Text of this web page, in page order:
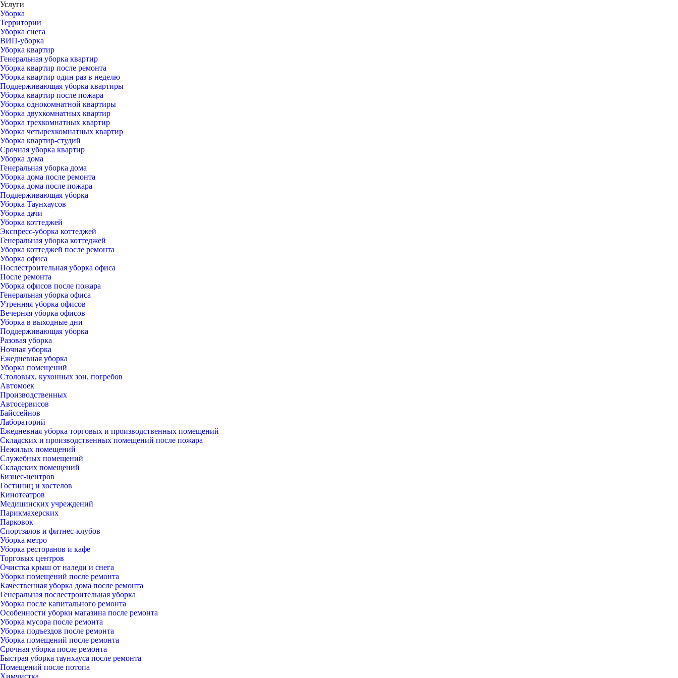
Услуги
Уборка
Территории
Уборка снега
ВИП-уборка
Уборка квартир
Генеральная уборка квартир
Уборка квартир после ремонта
Уборка квартир один раз в неделю
Поддерживающая уборка квартиры
Уборка квартир после пожара
Уборка однокомнатной квартиры
Уборка двухкомнатных квартир
Уборка трехкомнатных квартир
Уборка четырехкомнатных квартир
Уборка квартир-студий
Срочная уборка квартир
Уборка дома
Генеральная уборка дома
Уборка дома после ремонта
Уборка дома после пожара
Поддерживающая уборка
Уборка Таунхаусов
Уборка дачи
Уборка коттеджей
Экспресс-уборка коттеджей
Генеральная уборка коттеджей
Уборка коттеджей после ремонта
Уборка офиса
Послестроительная уборка офиса
После ремонта
Уборка офисов после пожара
Генеральная уборка офиса
Утренняя уборка офисов
Вечерняя уборка офисов
Уборка в выходные дни
Поддерживающая уборка
Разовая уборка
Ночная уборка
Ежедневная уборка
Уборка помещений
Столовых, кухонных зон, погребов
Автомоек
Производственных
Автосервисов
Байссейнов
Лабораторий
Ежедневная уборка торговых и производственных помещений
Складских и производственных помещений после пожара
Нежилых помещений
Служебных помещений
Складских помещений
Бизнес-центров
Гостиниц и хостелов
Кинотеатров
Медицинских учреждений
Парикмахерских
Парковок
Спортзалов и фитнес-клубов
Уборка метро
Уборка ресторанов и кафе
Торговых центров
Очистка крыш от наледи и снега
Уборка помещений после ремонта
Качественная уборка дома после ремонта
Генеральная послестроительная уборка
Уборка после капитального ремонта
Особенности уборки магазина после ремонта
Уборка мусора после ремонта
Уборка подъездов после ремонта
Уборка помещений после ремонта
Срочная уборка после ремонта
Быстрая уборка таунхауса после ремонта
Помещений после потопа
Химчистка